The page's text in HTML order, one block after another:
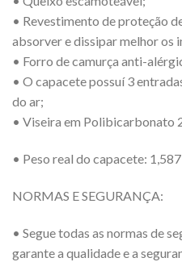
• Revestimento de proteção
absorver e dissipar melhor os
• Forro de camurça anti-
• O capacete possuí 3
do ar;
• Viseira em Polibicarbonato
• Peso real do capacete:
NORMAS E SEGURANÇA:
• Segue todas as normas de
garante a qualidade e a